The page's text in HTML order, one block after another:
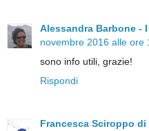
Alessandra Barbone -
novembre 2016 alle ore
sono info utili, grazie!
Rispondi
Francesca Sciroppo